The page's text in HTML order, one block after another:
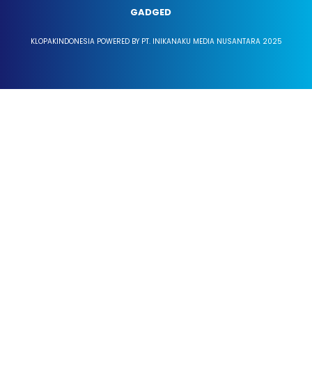
GADGED
KLOPAKINDONESIA POWERED BY PT. INIKANAKU MEDIA NUSANTARA 2025